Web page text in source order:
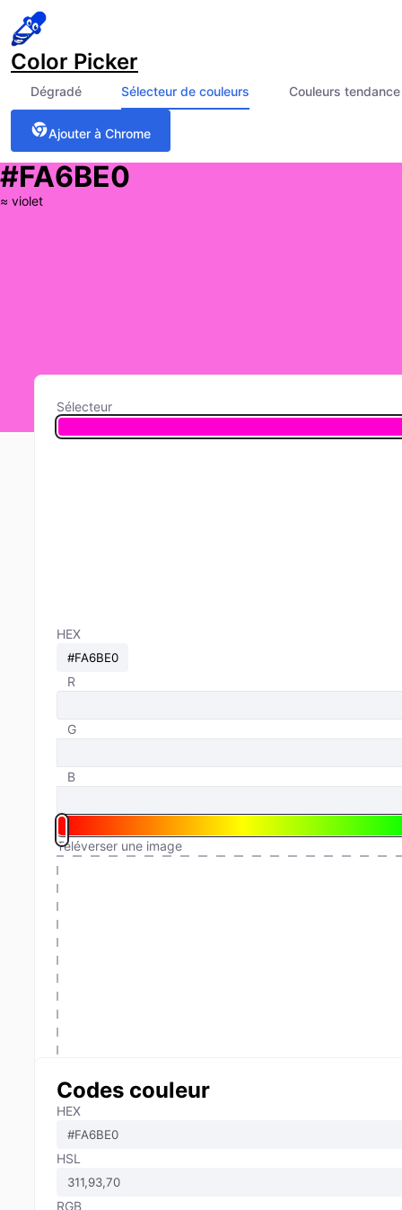
Color Picker
Dégradé Sélecteur de couleurs Couleurs tendance
Ajouter à Chrome
#FA6BE0
≈ violet
Sélecteur
HEX
R
G
B
Téléverser une image
Codes couleur
HEX
HSL
RGB